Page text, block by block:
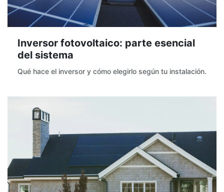
Inversor fotovoltaico: parte esencial
del sistema
Qué hace el inversor y cómo elegirlo según tu instalación.